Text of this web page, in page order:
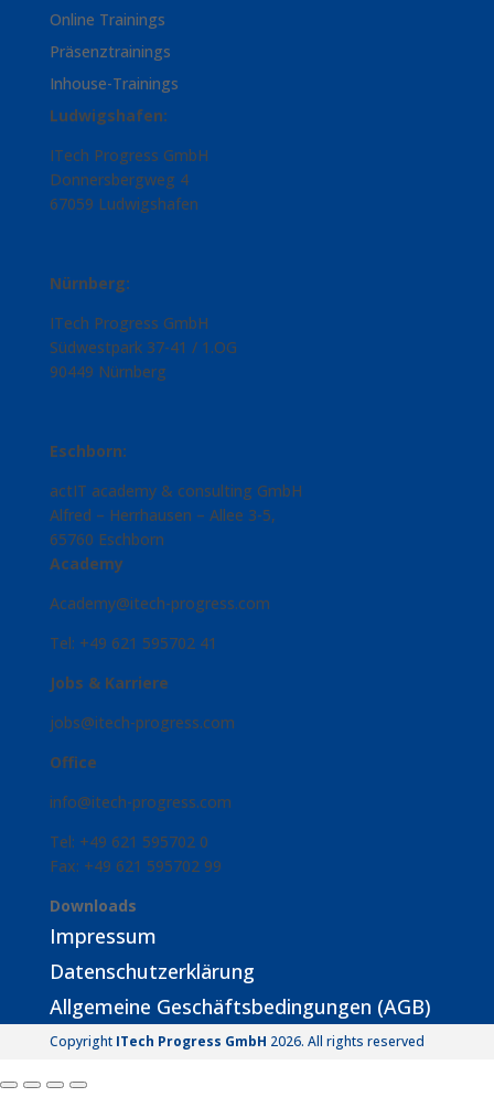
Online Trainings
Präsenztrainings
Inhouse-Trainings
Ludwigshafen:
ITech Progress GmbH
Donnersbergweg 4
67059 Ludwigshafen
Nürnberg:
ITech Progress GmbH
Südwestpark 37-41 / 1.OG
90449 Nürnberg
Eschborn:
actIT academy & consulting GmbH
Alfred – Herrhausen – Allee 3-5,
65760 Eschborn
Academy
Academy@itech-progress.com
Tel: +49 621 595702 41
Jobs & Karriere
jobs@itech-progress.com
Office
info@itech-progress.com
Tel: +49 621 595702 0
Fax: +49 621 595702 99
Downloads
Impressum
Datenschutzerklärung
Allgemeine Geschäftsbedingungen (AGB)
Copyright ITech Progress GmbH 2026. All rights reserved